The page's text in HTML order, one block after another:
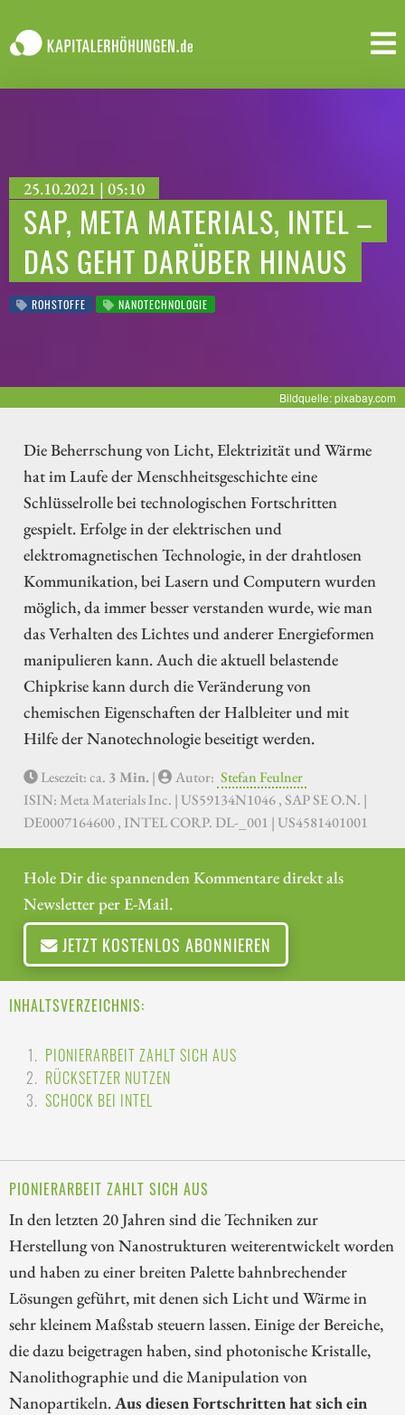
25.10.2021 | 05:10
SAP, META MATERIALS, INTEL –
DAS GEHT DARÜBER HINAUS
ROHSTOFFE NANOTECHNOLOGIE
Bildquelle: pixabay.com
Die Beherrschung von Licht, Elektrizität und Wärme
hat im Laufe der Menschheitsgeschichte eine
Schlüsselrolle bei technologischen Fortschritten
gespielt. Erfolge in der elektrischen und
elektromagnetischen Technologie, in der drahtlosen
Kommunikation, bei Lasern und Computern wurden
möglich, da immer besser verstanden wurde, wie man
das Verhalten des Lichtes und anderer Energieformen
manipulieren kann. Auch die aktuell belastende
Chipkrise kann durch die Veränderung von
chemischen Eigenschaften der Halbleiter und mit
Hilfe der Nanotechnologie beseitigt werden.
Lesezeit: ca. 3 Min. | Autor: Stefan Feulner
ISIN: Meta Materials Inc. | US59134N1046 , SAP SE O.N. |
DE0007164600 , INTEL CORP. DL-_001 | US4581401001
Hole Dir die spannenden Kommentare direkt als
Newsletter per E-Mail.
JETZT KOSTENLOS ABONNIEREN
INHALTSVERZEICHNIS:
PIONIERARBEIT ZAHLT SICH AUS
RÜCKSETZER NUTZEN
SCHOCK BEI INTEL
PIONIERARBEIT ZAHLT SICH AUS
In den letzten 20 Jahren sind die Techniken zur
Herstellung von Nanostrukturen weiterentwickelt worden
und haben zu einer breiten Palette bahnbrechender
Lösungen geführt, mit denen sich Licht und Wärme in
sehr kleinem Maßstab steuern lassen. Einige der Bereiche,
die dazu beigetragen haben, sind photonische Kristalle,
Nanolithographie und die Manipulation von
Nanopartikeln.Aus diesen Fortschritten hat sich ein